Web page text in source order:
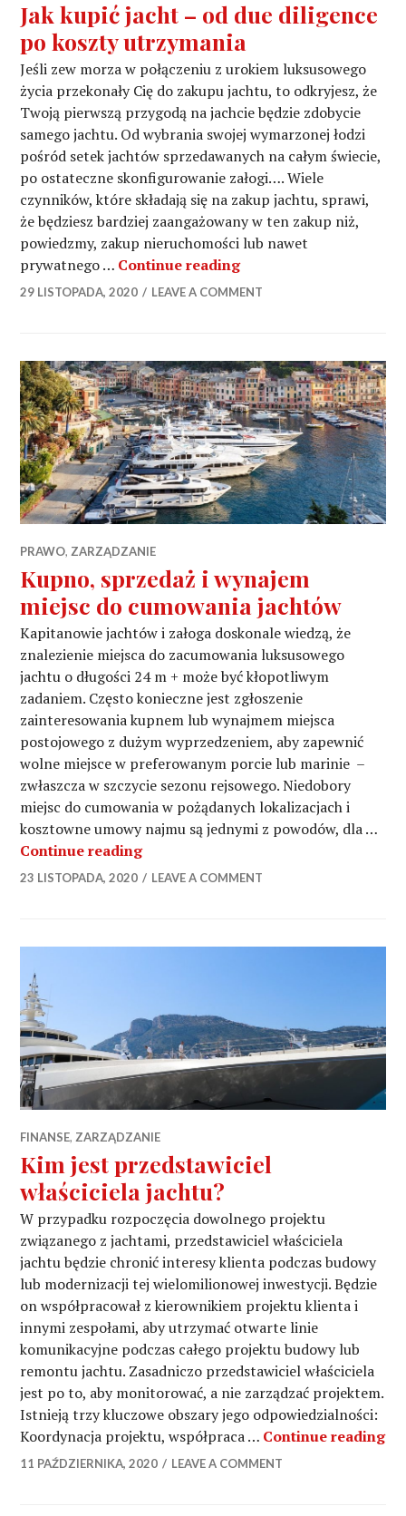
Jak kupić jacht – od due diligence
po koszty utrzymania
Jeśli zew morza w połączeniu z urokiem luksusowego
życia przekonały Cię do zakupu jachtu, to odkryjesz, że
Twoją pierwszą przygodą na jachcie będzie zdobycie
samego jachtu. Od wybrania swojej wymarzonej łodzi
pośród setek jachtów sprzedawanych na całym świecie,
po ostateczne skonfigurowanie załogi…. Wiele
czynników, które składają się na zakup jachtu, sprawi,
że ​​będziesz bardziej zaangażowany w ten zakup niż,
powiedzmy, zakup nieruchomości lub nawet
prywatnego … Continue readingJak kupić jacht – od
29 LISTOPADA, 2020 LEAVE A COMMENT
PRAWO, ZARZĄDZANIE
Kupno, sprzedaż i wynajem
miejsc do cumowania jachtów
Kapitanowie jachtów i załoga doskonale wiedzą, że
znalezienie miejsca do zacumowania luksusowego
jachtu o długości 24 m + może być kłopotliwym
zadaniem. Często konieczne jest zgłoszenie
zainteresowania kupnem lub wynajmem miejsca
postojowego z dużym wyprzedzeniem, aby zapewnić
wolne miejsce w preferowanym porcie lub marinie –
zwłaszcza w szczycie sezonu rejsowego. Niedobory
miejsc do cumowania w pożądanych lokalizacjach i
kosztowne umowy najmu są jednymi z powodów, dla …
Continue readingKupno, sprzedaż i wynajem miejsc
23 LISTOPADA, 2020 LEAVE A COMMENT
FINANSE, ZARZĄDZANIE
Kim jest przedstawiciel
właściciela jachtu?
W przypadku rozpoczęcia dowolnego projektu
związanego z jachtami, przedstawiciel właściciela
jachtu będzie chronić interesy klienta podczas budowy
lub modernizacji tej wielomilionowej inwestycji. Będzie
on współpracował z kierownikiem projektu klienta i
innymi zespołami, aby utrzymać otwarte linie
komunikacyjne podczas całego projektu budowy lub
remontu jachtu. Zasadniczo przedstawiciel właściciela
jest po to, aby monitorować, a nie zarządzać projektem.
Istnieją trzy kluczowe obszary jego odpowiedzialności:
Koordynacja projektu, współpraca … Continue reading
11 PAŹDZIERNIKA, 2020 LEAVE A COMMENT